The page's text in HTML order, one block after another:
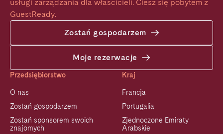
usługi zarządzania dla właścicieli. Ciesz się pobytem z
GuestReady.
Zostań gospodarzem
Moje rezerwacje
Przedsiębiorstwo
O nas
Zostań gospodarzem
Zostań sponsorem swoich
znajomych
Kraj
Francja
Portugalia
Zjednoczone Emiraty
Arabskie